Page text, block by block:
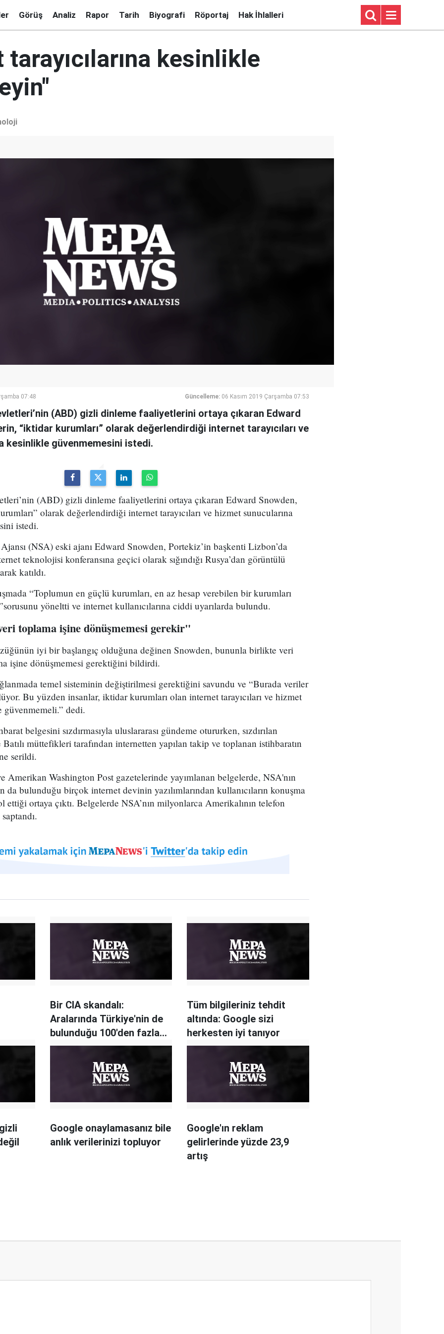
Görüş Analiz Rapor Tarih Biyografi Röportaj Hak İhlalleri
kesinlikle
07:48 Güncelleme: 06 Kasım 2019 Çarşamba 07:53
(ABD) gizli dinleme faaliyetlerini ortaya çıkaran Edward
“iktidar kurumları” olarak değerlendirdiği internet tarayıcıları ve
kesinlikle güvenmemesini istedi.
(ABD) gizli dinleme faaliyetlerini ortaya çıkaran Edward Snowden,
olarak değerlendirdiği internet tarayıcıları ve hizmet sunucularına
istedi.
(NSA) eski ajanı Edward Snowden, Portekiz’in başkenti Lizbon’da
teknolojisi konferansına geçici olarak sığındığı Rusya’dan görüntülü
katıldı.
“Toplumun en güçlü kurumları, en az hesap verebilen bir kurumları
yöneltti ve internet kullanıcılarına ciddi uyarılarda bulundu.
toplama işine dönüşmemesi gerekir"
iyi bir başlangıç olduğuna değinen Snowden, bununla birlikte veri
işine dönüşmemesi gerektiğini bildirdi.
temel sisteminin değiştirilmesi gerektiğini savundu ve “Burada veriler
Bu yüzden insanlar, iktidar kurumları olan internet tarayıcıları ve hizmet
güvenmemeli.” dedi.
belgesini sızdırmasıyla uluslararası gündeme otururken, sızdırılan
müttefikleri tarafından internetten yapılan takip ve toplanan istihbaratın
serildi.
Amerikan Washington Post gazetelerinde yayımlanan belgelerde, NSA'nın
da bulunduğu birçok internet devinin yazılımlarından kullanıcıların konuşma
ettiği ortaya çıktı. Belgelerde NSA’nın milyonlarca Amerikalının telefon
Bir CIA skandalı:
Aralarında Türkiye'nin de
bulunduğu 100'den fazla
ülke nasıl dinlendi?
Tüm bilgileriniz tehdit
altında: Google sizi
herkesten iyi tanıyor
Google onaylamasanız bile
anlık verilerinizi topluyor
Google'ın reklam
gelirlerinde yüzde 23,9
artış